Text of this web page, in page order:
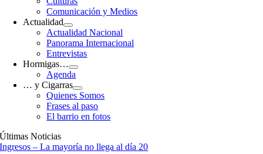
Comunicación y Medios
Actualidad
Actualidad Nacional
Panorama Internacional
Entrevistas
Hormigas…
Agenda
… y Cigarras
Quienes Somos
Frases al paso
El barrio en fotos
Últimas Noticias
Ingresos – La mayoría no llega al día 20